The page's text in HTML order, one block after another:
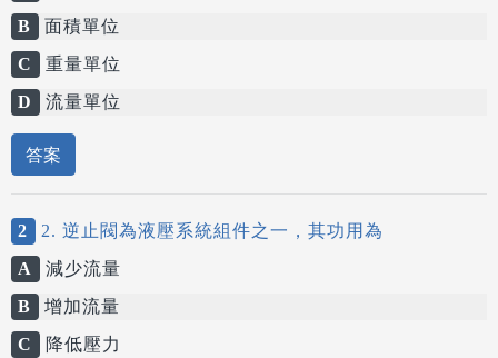
B
面積單位
C
重量單位
D
流量單位
答案
2
2. 逆止閥為液壓系統組件之一，其功用為
A
減少流量
B
增加流量
C
降低壓力